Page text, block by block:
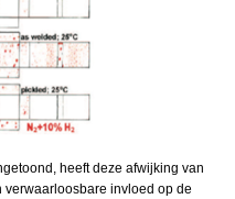
heeft deze afwijking van
invloed op de